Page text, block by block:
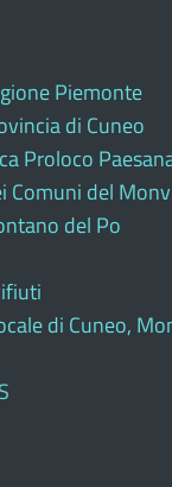
Piemonte
di Cuneo
Proloco
Comuni del
del Po
di Cuneo,